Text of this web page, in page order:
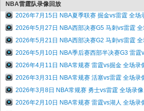
NBA雷霆队录像回放
2026年7月15日 NBA夏季联赛 掘金vs雷霆 全场
2026年5月27日 NBA西部决赛G5 马刺vs雷霆
2026年5月21日 NBA西部决赛G2 马刺vs雷霆
2026年5月10日 NBA季后赛西部半决赛G3 雷霆
2026年4月11日 NBA常规赛 雷霆vs掘金 全场录
2026年3月31日 NBA常规赛 活塞vs雷霆 全场录
2026年3月8日 NBA常规赛 勇士vs雷霆 全场录像
2026年2月10日 NBA常规赛 雷霆vs湖人 全场录